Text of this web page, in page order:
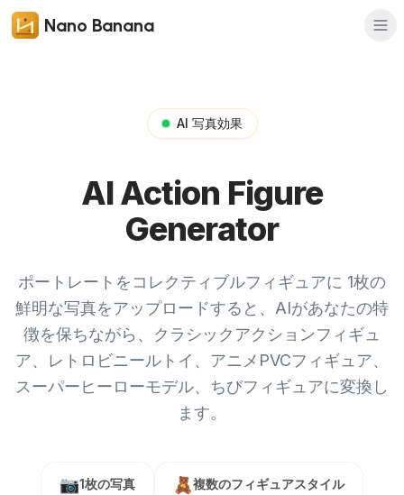
Nano Banana
AI 写真効果
AI Action Figure
Generator
ポートレートをコレクティブルフィギュアに 1枚の
鮮明な写真をアップロードすると、AIがあなたの特
徴を保ちながら、クラシックアクションフィギュ
ア、レトロビニールトイ、アニメPVCフィギュア、
スーパーヒーローモデル、ちびフィギュアに変換し
ます。
📷1枚の写真 🧸複数のフィギュアスタイル